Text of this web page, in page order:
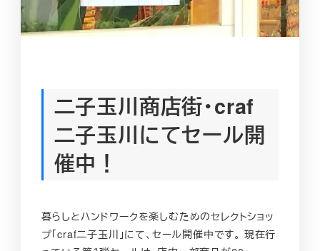
二子玉川商店街・craf
二子玉川にてセール開
催中！
暮らしとハンドワークを楽しむためのセレクトショッ
プ「craf二子玉川」にて、セール開催中です。 現在行